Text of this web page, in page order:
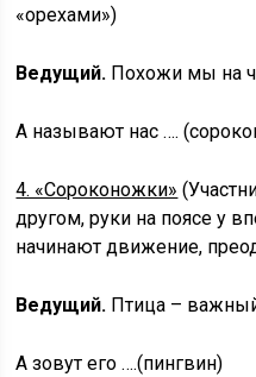
«орехами»)
Ведущий. Похожи мы на
А называют нас ….
4. «Сороконожки»
другом, руки на поясе у
начинают движение,
Ведущий. Птица –
А зовут его ….(пингвин)